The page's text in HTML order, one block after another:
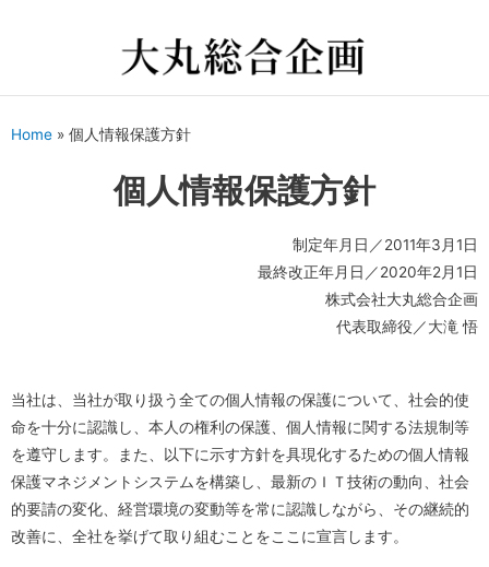
Home » 個人情報保護方針
個人情報保護方針
制定年月日／2011年3月1日
最終改正年月日／2020年2月1日
株式会社大丸総合企画
代表取締役／大滝 悟
当社は、当社が取り扱う全ての個人情報の保護について、社会的使
命を十分に認識し、本人の権利の保護、個人情報に関する法規制等
を遵守します。また、以下に示す方針を具現化するための個人情報
保護マネジメントシステムを構築し、最新のＩＴ技術の動向、社会
的要請の変化、経営環境の変動等を常に認識しながら、その継続的
改善に、全社を挙げて取り組むことをここに宣言します。